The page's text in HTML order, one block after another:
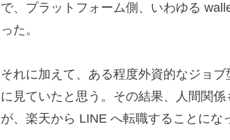
で、プラットフォーム側、いわゆる
った。
それに加えて、ある程度外資的なジョ
に見ていたと思う。その結果、人間関
が、楽天から LINE へ転職することにな